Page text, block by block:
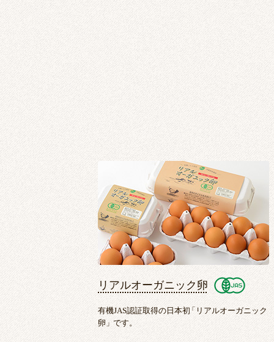
リアルオーガニック卵
有機JAS認証取得の日本初「 リアルオーガニック
卵 」です。